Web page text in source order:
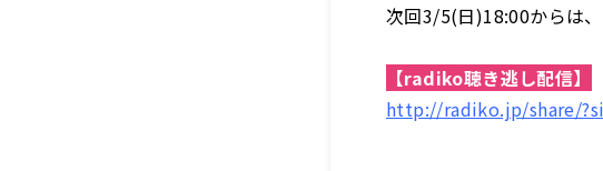
次回3/5(日)18:00からは
【radiko聴き逃し配信】
http://radiko.jp/share/